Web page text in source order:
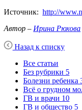
Источник: http://
Автор – Ирина Рюхова
Назад к списку
Все статьи
Без рубрики 5
Болезни ребенка
Всё о грудном
ГВ и врачи 10
ГВ и общество 5